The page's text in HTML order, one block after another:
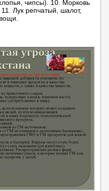
чипсы). 10. Морковь
Лук репчатый, шалот,